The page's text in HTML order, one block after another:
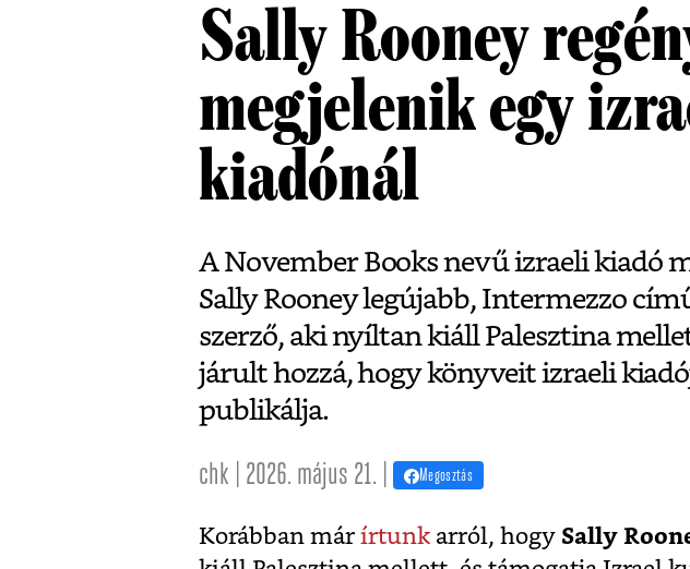
Sally Rooney
megjelenik egy
kiadónál
A November Books nevű izraeli kiadó
Sally Rooney legújabb, Intermezzo
szerző, aki nyíltan kiáll Palesztina
járult hozzá, hogy könyveit izraeli
publikálja.
chk | 2026. május 21. | Megosztás
Korábban már írtunk arról, hogy Sally